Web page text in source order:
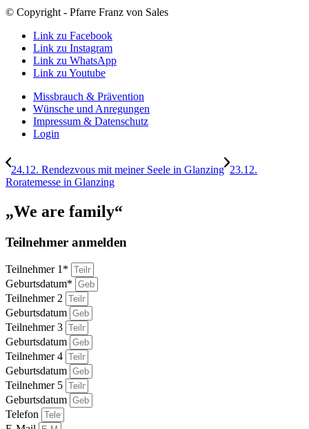
© Copyright - Pfarre Franz von Sales
Link zu Facebook
Link zu Instagram
Link zu WhatsApp
Link zu Youtube
Missbrauch & Prävention
Wünsche und Anregungen
Impressum & Datenschutz
Login
24.12. Rendezvous mit meiner Seele in Glanzing 23.12.
Roratemesse in Glanzing
„We are family“
Teilnehmer anmelden
Teilnehmer 1*
Geburtsdatum*
Teilnehmer 2
Geburtsdatum
Teilnehmer 3
Geburtsdatum
Teilnehmer 4
Geburtsdatum
Teilnehmer 5
Geburtsdatum
Telefon